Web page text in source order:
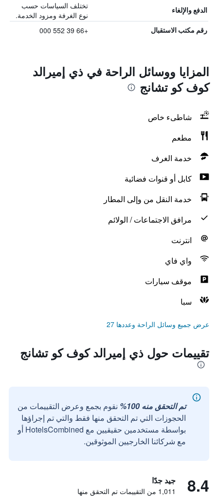
الدفع والإلغاء
تختلف السياسات حسب
نوع الغرفة ومزود الخدمة.
رقم مكتب الاستقبال +66 39 552 000
المزايا ووسائل الراحة في ذي إميرالد
كوف كو تشانج
شاطىء خاص
مطعم
خدمة الغرف
كابل أو قنوات فضائية
خدمة النقل من وإلى المطار
مرافق الاجتماعات / الولائم
انترنت
واي فاي
موقف سيارات
سبا
عرض جميع وسائل الراحة وعددها 27
تقييمات حول ذي إميرالد كوف كو تشانج
تم التحقق منه 100%
نقوم بجمع وعرض التقييمات من
الحجوزات التي تم التحقق منها فقط والتي تم إجراؤها
بواسطة مستخدمين حقيقيين مع HotelsCombined أو
مع شركائنا الخارجيين الموثوقين.
8.4 جيد جدًا
1,011 من التقييمات تم التحقق منها